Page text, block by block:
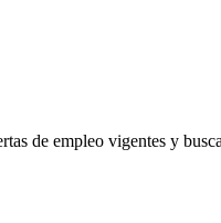
de empleo vigentes y